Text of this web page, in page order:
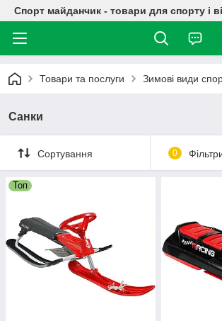
Спорт майданчик - товари для спорту і
Товари та послуги Зимові види
Санки
Сортування 0
Топ